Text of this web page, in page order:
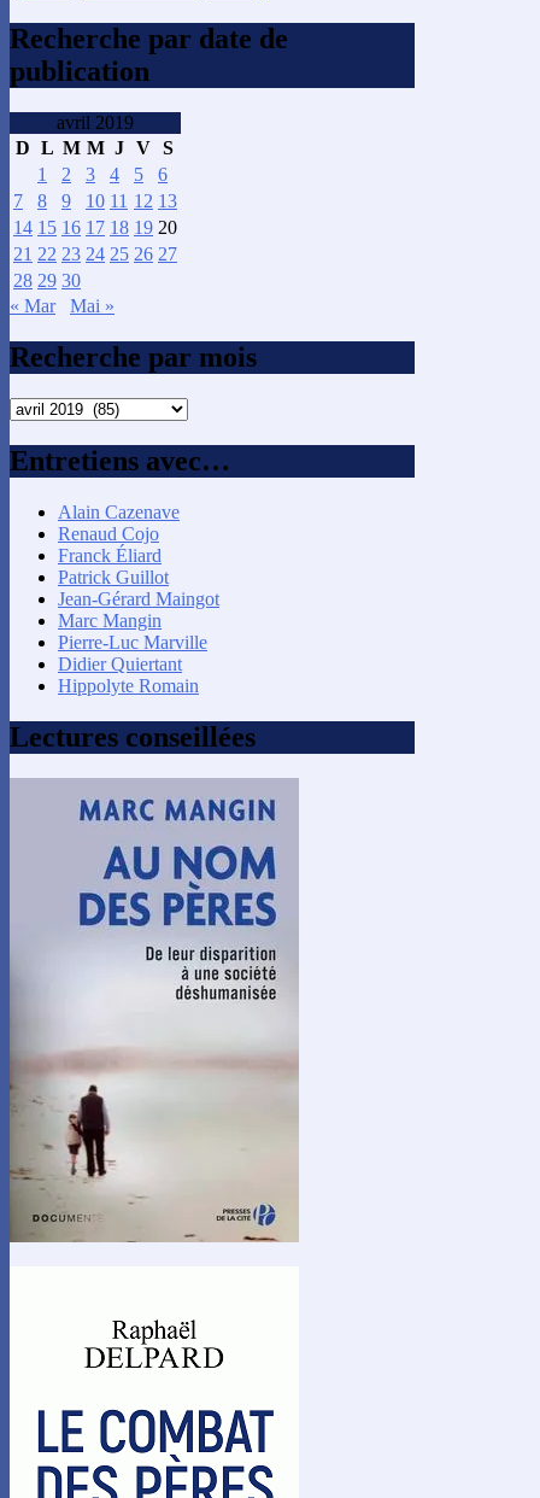
Recherche par date de
publication
avril 2019
D L M M J V S
1
2 3 4 5
6
7
8 9 10 11 12 13
14 15 16 17 18 19 20
21 22 23 24 25 26 27
28 29 30
« Mar
Mai »
Recherche par mois
Recherche
mois
Entretiens avec…
Alain Cazenave
Renaud Cojo
Franck Éliard
Patrick Guillot
Jean-Gérard Maingot
Marc Mangin
Pierre-Luc Marville
Didier Quiertant
Hippolyte Romain
Lectures conseillées